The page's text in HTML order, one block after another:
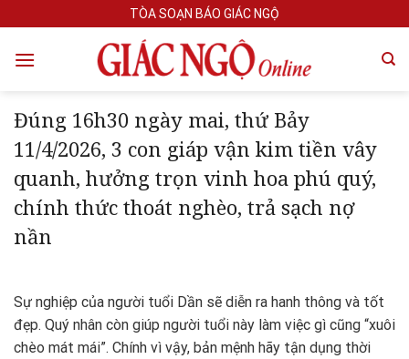
to
content
TÒA SOẠN BÁO GIÁC NGỘ
Đúng 16h30 ngày mai, thứ Bảy
11/4/2026, 3 con giáp vận kim tiền vây
quanh, hưởng trọn vinh hoa phú quý,
chính thức thoát nghèo, trả sạch nợ
nần
Sự nghiệp của người tuổi Dần sẽ diễn ra hanh thông và tốt
đẹp. Quý nhân còn giúp người tuổi này làm việc gì cũng “xuôi
chèo mát mái”. Chính vì vậy, bản mệnh hãy tận dụng thời